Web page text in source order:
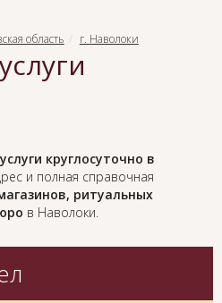
область г. Наволоки
круглосуточно в
и полная справочная
ритуальных
в Наволоки.